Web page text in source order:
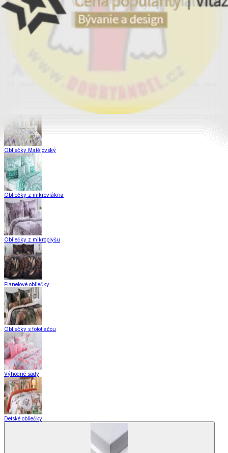
Obliečky Dual Feel®
Obliečky Matějovský
Obliečky z mikrovlákna
Obliečky z mikroplyšu
Flanelové obliečky
Obliečky s fototlačou
Výhodné sady
Detské obliečky